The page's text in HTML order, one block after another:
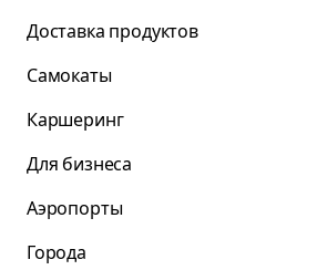
Доставка продуктов
Самокаты
Каршеринг
Для бизнеса
Аэропорты
Города